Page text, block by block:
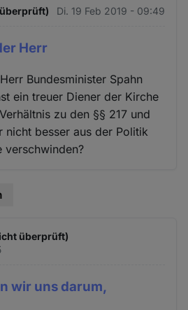
Di. 19 Feb 2019 - 09:49
Herr
Bundesminister Spahn
ein treuer Diener der Kirche
zu den §§ 217 und
nicht besser aus der Politik
verschwinden?
überprüft)
wir uns darum,